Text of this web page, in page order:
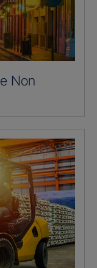
Non